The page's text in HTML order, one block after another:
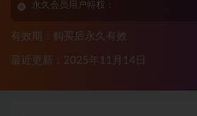
永久会员用户特权：
有效期：购买后永久有效
最近更新：2025年11月14日